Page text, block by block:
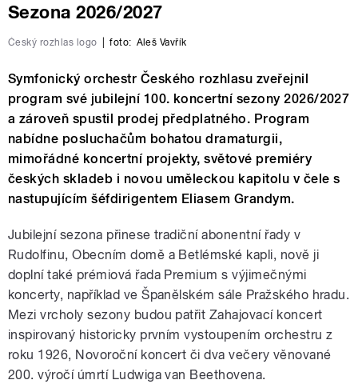
Sezona 2026/2027
Český rozhlas logo foto: Aleš Vavřík
Symfonický orchestr Českého rozhlasu zveřejnil
program své jubilejní 100. koncertní sezony 2026/2027
a zároveň spustil prodej předplatného. Program
nabídne posluchačům bohatou dramaturgii,
mimořádné koncertní projekty, světové premiéry
českých skladeb i novou uměleckou kapitolu v čele s
nastupujícím šéfdirigentem Eliasem Grandym.
Jubilejní sezona přinese tradiční abonentní řady v
Rudolfinu, Obecním domě a Betlémské kapli, nově ji
doplní také prémiová řada Premium s výjimečnými
koncerty, například ve Španělském sále Pražského hradu.
Mezi vrcholy sezony budou patřit Zahajovací koncert
inspirovaný historicky prvním vystoupením orchestru z
roku 1926, Novoroční koncert či dva večery věnované
200. výročí úmrtí Ludwiga van Beethovena.